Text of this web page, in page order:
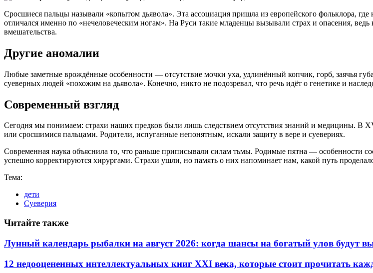
Сросшиеся пальцы называли «копытом дьявола». Эта ассоциация пришла из европейского фольклора,
отличался именно по «нечеловеческим ногам». На Руси такие младенцы вызывали страх и опасения,
вмешательства.
Другие аномалии
Любые заметные врождённые особенности — отсутствие мочки уха, удлинённый копчик, горб, заячья
суеверных людей «похожим на дьявола». Конечно, никто не подозревал, что речь идёт о генетике и
Современный взгляд
Сегодня мы понимаем: страхи наших предков были лишь следствием отсутствия знаний и медицины. В
или сросшимися пальцами. Родители, испуганные непонятным, искали защиту в вере и суевериях.
Современная наука объяснила то, что раньше приписывали силам тьмы. Родимые пятна — особенности
успешно корректируются хирургами. Страхи ушли, но память о них напоминает нам, какой путь
Тема:
дети
Суеверия
Читайте также
Лунный календарь рыбалки на август 2026: когда шансы на богатый улов будут
12 недооцененных интеллектуальных книг XXI века, которые стоит прочитать